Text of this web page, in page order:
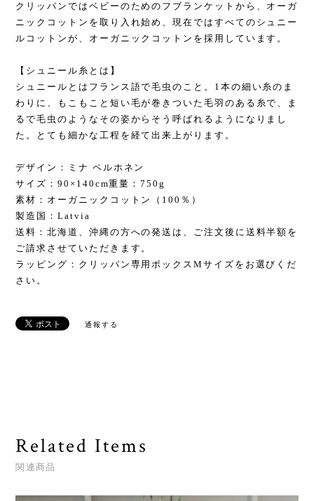
クリッパンではベビーのためのフブランケットから、オーガ
ニックコットンを取り入れ始め、現在ではすべてのシュニー
ルコットンが、オーガニックコットンを採用しています。
【シュニール糸とは】
シュニールとはフランス語で毛虫のこと。1本の細い糸のま
わりに、もこもこと短い毛が巻きついた毛羽のある糸で、ま
るで毛虫のようなその姿からそう呼ばれるようになりまし
た。とても細かな工程を経て出来上がります。
デザイン：ミナ ペルホネン
サイズ：90×140cm重量：750g
素材：オーガニックコットン（100％）
製造国：Latvia
送料：北海道、沖縄の方への発送は、ご注文後に送料半額を
ご請求させていただきます。
ラッピング：クリッパン専用ボックスMサイズをお選びくだ
さい。
通報する
Related Items
関連商品